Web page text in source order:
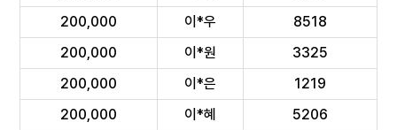
200,000
이*우
8518
200,000
이*원
3325
200,000
이*은
1219
200,000
이*혜
5206